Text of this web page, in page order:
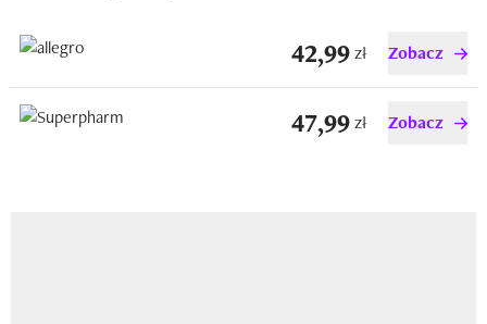
42,99zł Zobacz
47,99zł Zobacz